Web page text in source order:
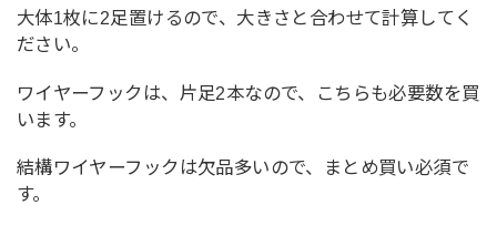
大体1枚に2足置けるので、大きさと合わせて計算してく
ださい。
ワイヤーフックは、片足2本なので、こちらも必要数を買
います。
結構ワイヤーフックは欠品多いので、まとめ買い必須で
す。